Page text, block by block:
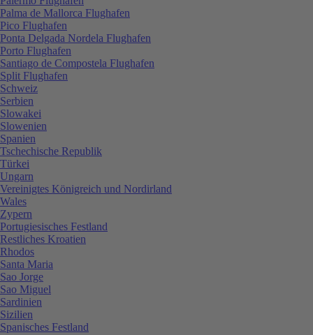
Palma de Mallorca Flughafen
Pico Flughafen
Ponta Delgada Nordela Flughafen
Porto Flughafen
Santiago de Compostela Flughafen
Split Flughafen
Schweiz
Serbien
Slowakei
Slowenien
Spanien
Tschechische Republik
Türkei
Ungarn
Vereinigtes Königreich und Nordirland
Wales
Zypern
Portugiesisches Festland
Restliches Kroatien
Rhodos
Santa Maria
Sao Jorge
Sao Miguel
Sardinien
Sizilien
Spanisches Festland